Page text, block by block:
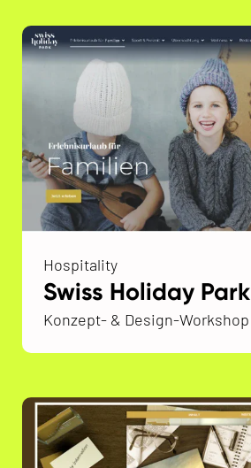
Hospitality
Swiss Holiday Park
Konzept- & Design-Workshop